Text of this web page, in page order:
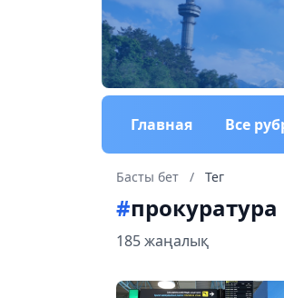
Главная Все
Басты бет / Тег
#прокуратура
185 жаңалық